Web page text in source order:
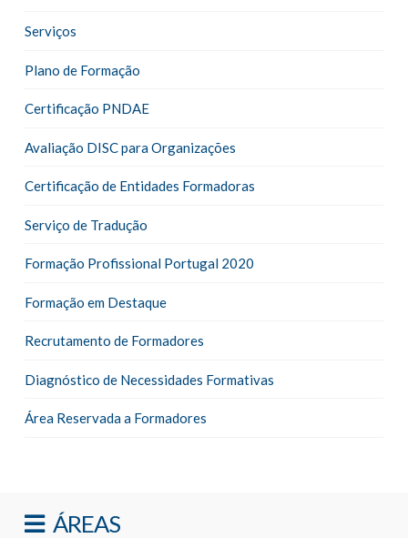
Serviços
Plano de Formação
Certificação PNDAE
Avaliação DISC para Organizações
Certificação de Entidades Formadoras
Serviço de Tradução
Formação Profissional Portugal 2020
Formação em Destaque
Recrutamento de Formadores
Diagnóstico de Necessidades Formativas
Área Reservada a Formadores
ÁREAS